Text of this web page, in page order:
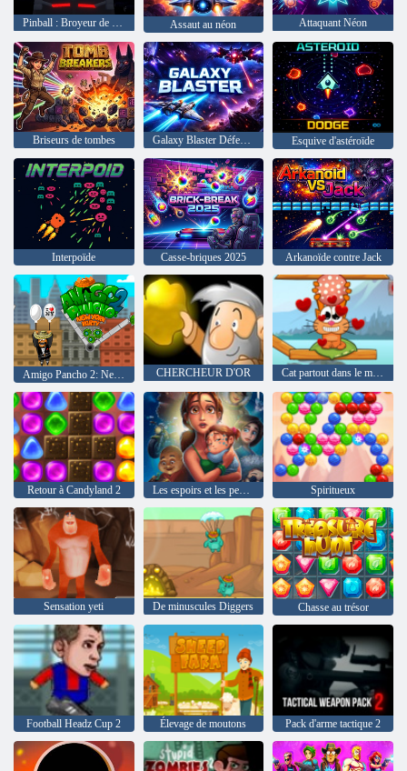
Pinball : Broyeur de cubes Assaut au néon Attaquant Néon
Briseurs de tombes Galaxy Blaster Défendre la Galaxie Esquive d'astéroïde
Interpoïde Casse-briques 2025 Arkanoïde contre Jack
CHERCHEUR D'OR Cat partout dans le monde - Alpine Lakes
Retour à Candyland 2 Les espoirs et les peurs Delicious Emily Spiritueux
Sensation yeti De minuscules Diggers Chasse au trésor
Football Headz Cup 2 Élevage de moutons Pack d'arme tactique 2